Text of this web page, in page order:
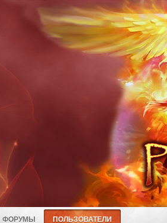
ФОРУМЫ ПОЛЬЗОВАТЕЛИ